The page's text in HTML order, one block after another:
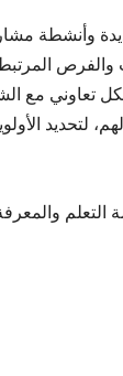
وأنشطة
والفرص
تعاوني مع